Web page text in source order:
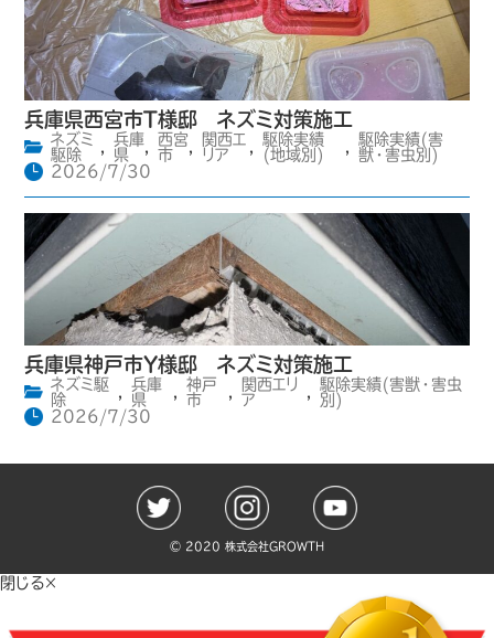
兵庫県西宮市T様邸 ネズミ対策施工
ネズミ
駆除
,
兵庫
県
,
西宮
市
,
関西エ
リア
,
駆除実績
(地域別)
,
駆除実績(害
獣・害虫別)
2026/7/30
兵庫県神戸市Y様邸 ネズミ対策施工
ネズミ駆
除
,
兵庫
県
,
神戸
市
,
関西エリ
ア
,
駆除実績(害獣・害虫
別)
2026/7/30
©️ 2020 株式会社GROWTH
閉じる×